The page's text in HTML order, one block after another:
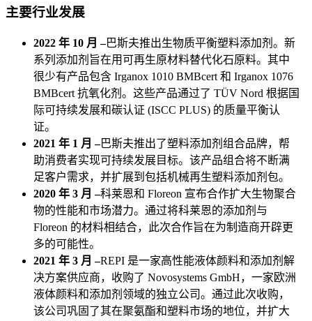
主要行业发展
2022 年 10 月 –巴斯夫推出生物质平衡塑料添加剂。新
系列添加剂旨在用可再生原材料替代化石原料。其中
很少有产品包含 Irganox 1010 BMBcert 和 Irganox 1076
BMBcert 抗氧化剂。这些产品通过了 TÜV Nord 根据国
际可持续发展和碳认证 (ISCC PLUS) 的质量平衡认
证。
2021 年 1 月 –巴斯夫推出了塑料添加剂组合品牌，帮
助消费者实现可持续发展目标。该产品组合将不断满
足客户需求，并扩展到包括机械再生塑料添加剂包。
2020 年 3 月 –科莱恩和 Floreon 宣布合作扩大生物聚合
物的性能和市场潜力。通过将科莱恩的添加剂与
Floreon 的材料相结合，此次合作旨在为制造商开辟更
多的可能性。
2021 年 3 月 –REPI 是一家高性能液体颜料和添加剂解
决方案供应商，收购了 Novosystems GmbH，一家欧洲
液体颜料和添加剂领域的独立公司。通过此次收购，
该公司巩固了其在聚氨酯和塑料市场的地位，并扩大